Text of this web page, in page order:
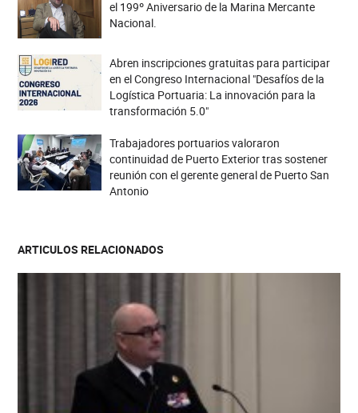
el 199º Aniversario de la Marina Mercante
Nacional.
Abren inscripciones gratuitas para participar
en el Congreso Internacional "Desafíos de la
Logística Portuaria: La innovación para la
transformación 5.0"
Trabajadores portuarios valoraron
continuidad de Puerto Exterior tras sostener
reunión con el gerente general de Puerto San
Antonio
ARTICULOS RELACIONADOS